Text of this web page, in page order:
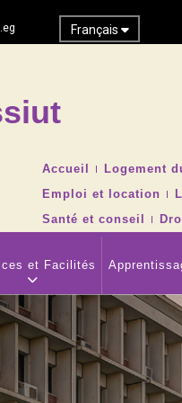
Français
TOP
NAVIGATION
MENU
Accueil Logement
Emploi et location
Santé et conseil
et Facilités